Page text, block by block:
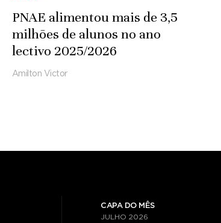
PNAE alimentou mais de 3,5
milhões de alunos no ano
lectivo 2025/2026
Amilton Victor
CAPA DO MÊS
JULHO 2026